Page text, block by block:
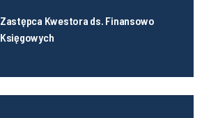
Zastępca Kwestora ds. Finansowo
Księgowych